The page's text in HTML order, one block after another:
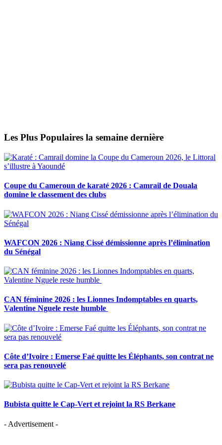
Les Plus Populaires la semaine dernière
Coupe du Cameroun de karaté 2026 : Camrail de Douala
domine le classement des clubs
WAFCON 2026 : Niang Cissé démissionne après l’élimination
du Sénégal
CAN féminine 2026 : les Lionnes Indomptables en quarts,
Valentine Nguele reste humble
Côte d’Ivoire : Emerse Faé quitte les Éléphants, son contrat ne
sera pas renouvelé
Bubista quitte le Cap-Vert et rejoint la RS Berkane
- Advertisement -